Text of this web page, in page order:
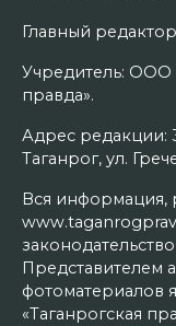
Главный
Учредитель: ООО
правда».
Адрес редакции:
Таганрог, ул.
Вся информация,
Представителем
фотоматериалов
«Таганрогская